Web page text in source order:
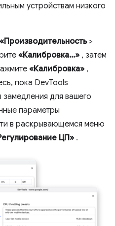
устройствам низкого
«Производительность>
«Калибровка...» , затем
«Калибровка» ,
пока DevTools
для вашего
параметры
в раскрывающемся меню
ЦП» .